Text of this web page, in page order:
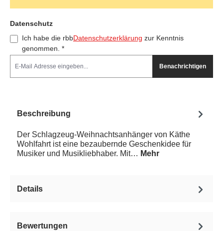
Feld nicht ausfüllen(Spam Schutz)
Datenschutz
Ich habe die rbbDatenschutzerklärung zur Kenntnis
genommen. *
Benachrichtigen
Beschreibung
Der Schlagzeug-Weihnachtsanhänger von Käthe
Wohlfahrt ist eine bezaubernde Geschenkidee für
Musiker und Musikliebhaber. Mit… Mehr
Details
Bewertungen